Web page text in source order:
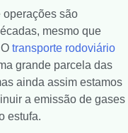
operações são
mesmo que
transporte rodoviário
grande parcela das
ainda assim estamos
a emissão de gases
estufa.